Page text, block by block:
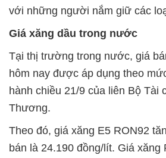
với những người nắm giữ các
Giá xăng dầu trong nước
Tại thị trường trong nước, giá
hôm nay được áp dụng theo
hành chiều 21/9 của liên Bộ Tài
Thương.
Theo đó, giá xăng E5 RON92
bán là 24.190 đồng/lít. Giá xăng